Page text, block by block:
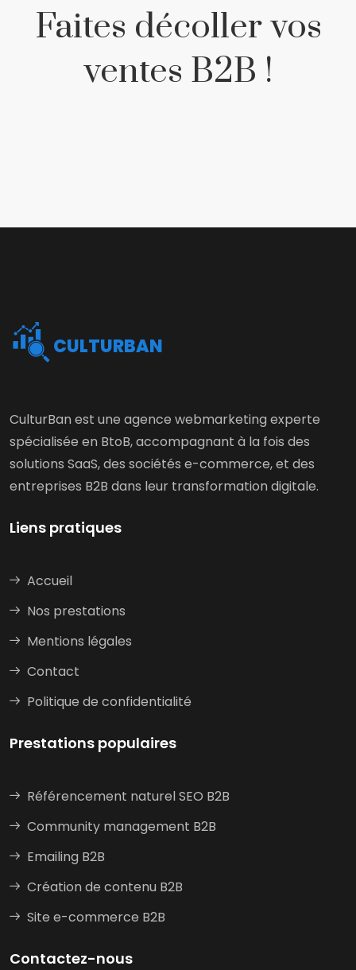
Faites décoller vos
ventes B2B !
CULTURBAN
CulturBan est une agence webmarketing experte
spécialisée en BtoB, accompagnant à la fois des
solutions SaaS, des sociétés e-commerce, et des
entreprises B2B dans leur transformation digitale.
Liens pratiques
Accueil
Nos prestations
Mentions légales
Contact
Politique de confidentialité
Prestations populaires
Référencement naturel SEO B2B
Community management B2B
Emailing B2B
Création de contenu B2B
Site e-commerce B2B
Contactez-nous